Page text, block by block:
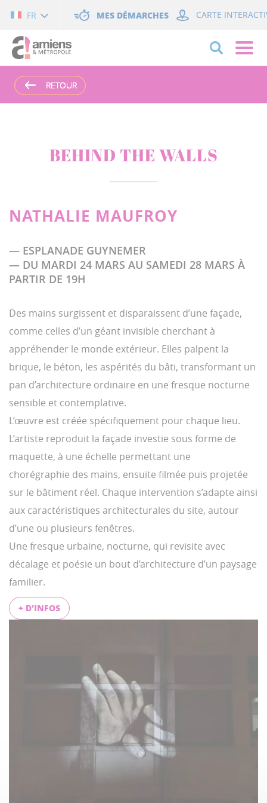
FR MES DÉMARCHES CARTE
RETOUR
RETOUR
RETOUR
RETOUR
RETOUR
BEHIND THE WALLS
NATHALIE MAUFROY
— ESPLANADE GUYNEMER
— DU MARDI 24 MARS AU SAMEDI 28 MARS À
PARTIR DE 19H
Des mains surgissent et disparaissent d’une façade,
comme celles d’un géant invisible cherchant à
appréhender le monde extérieur. Elles palpent la
brique, le béton, les aspérités du bâti, transformant un
pan d’architecture ordinaire en une fresque nocturne
sensible et contemplative.
L’œuvre est créée spécifiquement pour chaque lieu.
L’artiste reproduit la façade investie sous forme de
maquette, à une échelle permettant une
chorégraphie des mains, ensuite filmée puis projetée
sur le bâtiment réel. Chaque intervention s’adapte ainsi
aux caractéristiques architecturales du site, autour
d’une ou plusieurs fenêtres.
Une fresque urbaine, nocturne, qui revisite avec
décalage et poésie un bout d’architecture d’un paysage
familier.
+ D'INFOS